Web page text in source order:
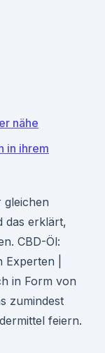
nähe
in ihrem
gleichen
das erklärt,
CBD-Öl:
|
in Form von
zumindest
feiern.